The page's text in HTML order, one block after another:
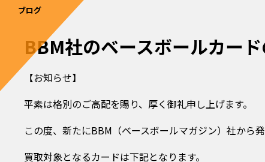
ブログ
BBM社のベースボールカー
【お知らせ】
平素は格別のご高配を賜り、厚く御礼申し上げます。
この度、新たにBBM（ベースボールマガジン）社から
買取対象となるカードは下記となります。